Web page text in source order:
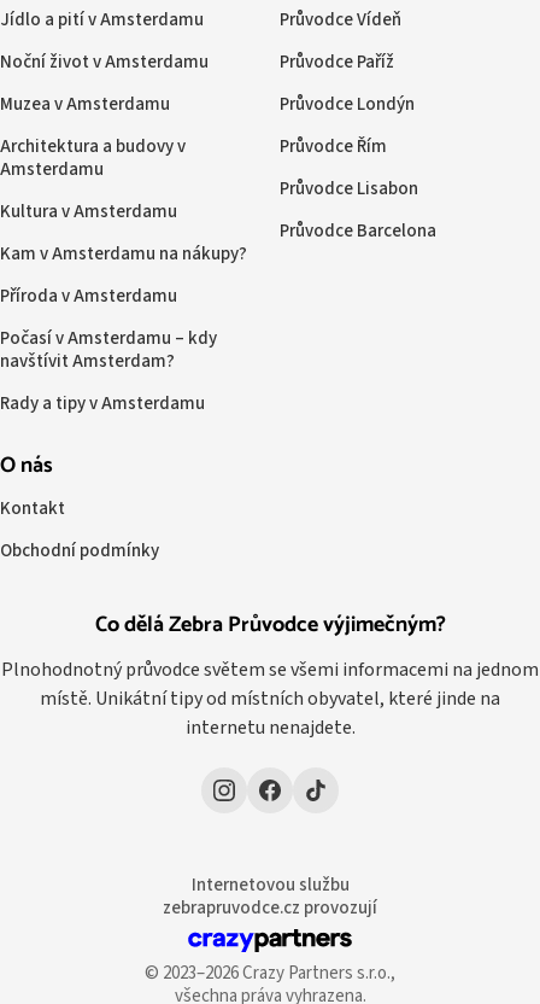
Co dělá Zebra Průvodce výjimečným?
Plnohodnotný průvodce světem se všemi informacemi na jednom
místě. Unikátní tipy od místních obyvatel, které jinde na
internetu nenajdete.
Jídlo a pití v Amsterdamu
Noční život v Amsterdamu
Muzea v Amsterdamu
Architektura a budovy v
Amsterdamu
Kultura v Amsterdamu
Kam v Amsterdamu na nákupy?
Příroda v Amsterdamu
Počasí v Amsterdamu – kdy
navštívit Amsterdam?
Rady a tipy v Amsterdamu
Průvodce Vídeň
Průvodce Paříž
Průvodce Londýn
Průvodce Řím
Průvodce Lisabon
Průvodce Barcelona
O nás
Kontakt
Obchodní podmínky
Internetovou službu
zebrapruvodce.cz provozují
© 2023–2026 Crazy Partners s.r.o.,
všechna práva vyhrazena.